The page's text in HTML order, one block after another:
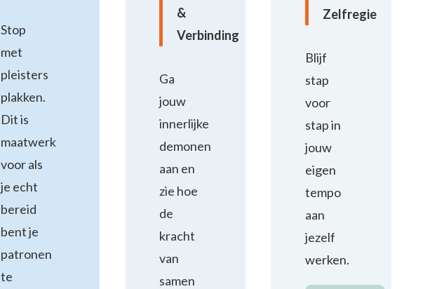
Stop
met
pleisters
plakken.
Dit is
maatwerk
voor als
je echt
bereid
bent je
patronen
te
&
Verbinding
Ga
jouw
innerlijke
demonen
aan en
zie hoe
de
kracht
van
samen
Zelfregie
Blijf
stap
voor
stap in
jouw
eigen
tempo
aan
jezelf
werken.